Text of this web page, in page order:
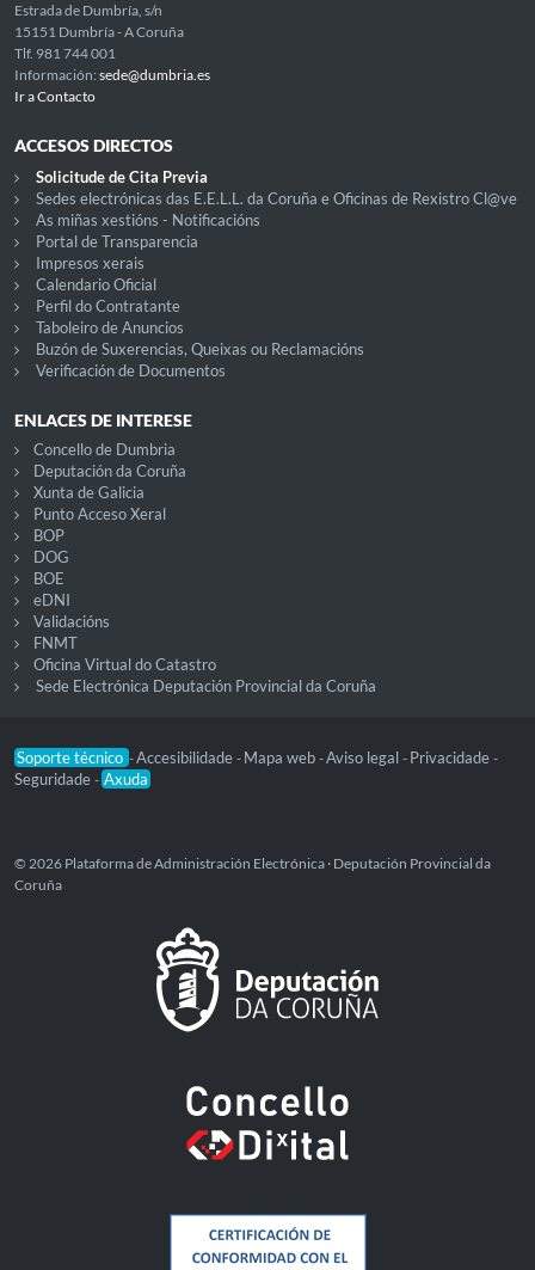
Estrada de Dumbría, s/n
15151 Dumbría - A Coruña
Tlf. 981 744 001
Información: sede@dumbria.es
Ir a Contacto
ACCESOS DIRECTOS
Solicitude de Cita Previa
Sedes electrónicas das E.E.L.L. da Coruña e Oficinas de Rexistro Cl@ve
As miñas xestións - Notificacións
Portal de Transparencia
Impresos xerais
Calendario Oficial
Perfil do Contratante
Taboleiro de Anuncios
Buzón de Suxerencias, Queixas ou Reclamacións
Verificación de Documentos
ENLACES DE INTERESE
Concello de Dumbria
Deputación da Coruña
Xunta de Galicia
Punto Acceso Xeral
BOP
DOG
BOE
eDNI
Validacións
FNMT
Oficina Virtual do Catastro
Sede Electrónica Deputación Provincial da Coruña
Soporte técnico -Accesibilidade - Mapa web -Aviso legal - Privacidade -
Seguridade - Axuda
© 2026 Plataforma de Administración Electrónica · Deputación Provincial da
Coruña